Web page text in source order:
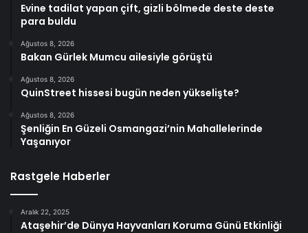
Evine tadilat yapan çift, gizli bölmede deste deste
para buldu
Ağustos 8, 2026
Bakan Gürlek Mumcu ailesiyle görüştü
Ağustos 8, 2026
QuinStreet hissesi bugün neden yükselişte?
Ağustos 8, 2026
Şenliğin En Güzeli Osmangazi’nin Mahallelerinde
Yaşanıyor
Rastgele Haberler
Aralık 22, 2025
Ataşehir’de Dünya Hayvanları Koruma Günü Etkinliği